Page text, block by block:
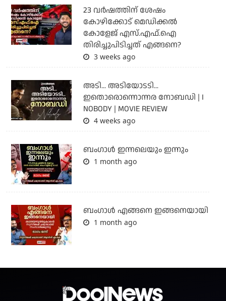
23 വർഷത്തിന് ശേഷം
കോഴിക്കോട് മെഡിക്കൽ
കോളേജ് എസ്.എഫ്.ഐ
തിരിച്ചുപിടിച്ചത് എങ്ങനെ?
3 weeks ago
അടി... അടിയോടടി...
ഇതൊരൊന്നൊന്നര നോബഡി | I
NOBODY | MOVIE REVIEW
4 weeks ago
ബംഗാള്‍ ഇന്നലെയും ഇന്നും
1 month ago
ബം​ഗാൾ എങ്ങനെ ഇങ്ങനെയായി
1 month ago